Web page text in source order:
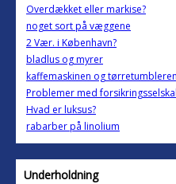
Overdækket eller markise?
noget sort på væggene
2 Vær. i København?
bladlus og myrer
kaffemaskinen og tørretumbleren
Problemer med
Hvad er luksus?
rabarber på linolium
Underholdning